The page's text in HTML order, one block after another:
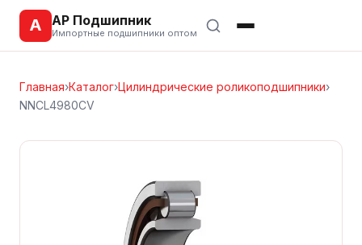
А АР Подшипник
Импортные подшипники оптом
Главная›Каталог›Цилиндрические роликоподшипники›
NNCL4980CV